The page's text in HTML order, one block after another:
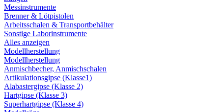
Messinstrumente
Brenner & Lötpistolen
Arbeitsschalen & Transportbehälter
Sonstige Laborinstrumente
Alles anzeigen
Modellherstellung
Modellherstellung
Anmischbecher, Anmischschalen
Artikulationsgipse (Klasse1)
Alabastergipse (Klasse 2)
Hartgipse (Klasse 3)
Superhartgipse (Klasse 4)